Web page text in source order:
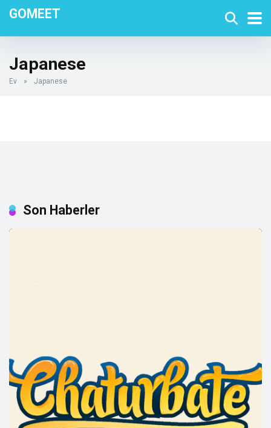
GOMEET
Japanese
Ev » Japanese
Son Haberler